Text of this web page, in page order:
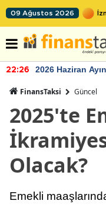
09 Ağustos 2026
22:26 2026 Haziran
FinansTaksi Güncel
2025'te
Olacak?
Emekli